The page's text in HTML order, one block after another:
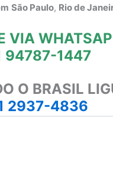
São Paulo, Rio de
VIA
94787-1447
O BRASIL
2937-4836